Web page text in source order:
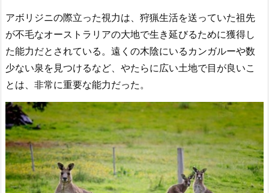
アボリジニの際立った視力は、狩猟生活を送っていた祖先
が不毛なオーストラリアの大地で生き延びるために獲得し
た能力だとされている。遠くの木陰にいるカンガルーや数
少ない泉を見つけるなど、やたらに広い土地で目が良いこ
とは、非常に重要な能力だった。